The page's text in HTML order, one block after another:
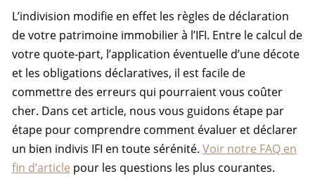
L’indivision modifie en effet les règles de déclaration
de votre patrimoine immobilier à l’IFI. Entre le calcul de
votre quote-part, l’application éventuelle d’une décote
et les obligations déclaratives, il est facile de
commettre des erreurs qui pourraient vous coûter
cher. Dans cet article, nous vous guidons étape par
étape pour comprendre comment évaluer et déclarer
un bien indivis IFI en toute sérénité. Voir notre FAQ en
fin d’article pour les questions les plus courantes.